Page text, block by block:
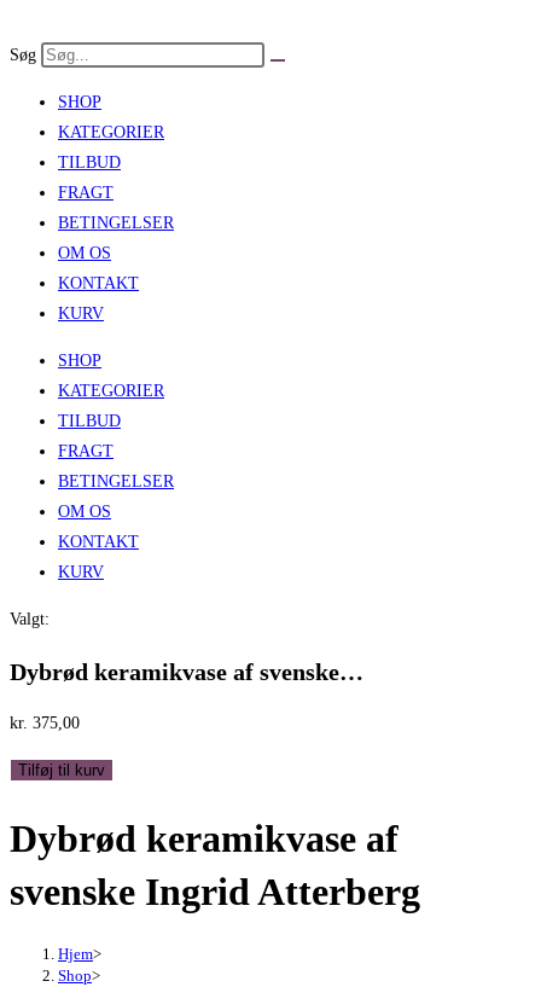
to
Søg
SHOP
KATEGORIER
TILBUD
FRAGT
BETINGELSER
OM OS
KONTAKT
KURV
SHOP
KATEGORIER
TILBUD
FRAGT
BETINGELSER
OM OS
KONTAKT
KURV
Valgt:
Dybrød keramikvase af svenske…
kr. 375,00
Dybrød
af
svenske
Ingrid
Tilføj til kurv
Dybrød keramikvase af
svenske Ingrid Atterberg
Hjem>
Shop>